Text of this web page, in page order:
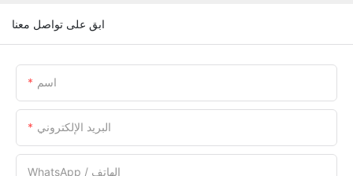
ابق على تواصل معنا
اسم
البريد الإلكتروني
WhatsApp / الهاتف